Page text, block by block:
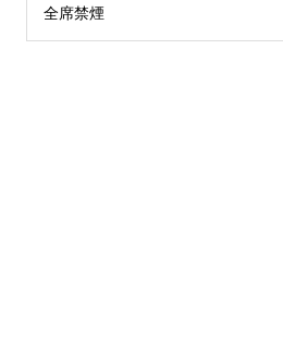
全席禁煙